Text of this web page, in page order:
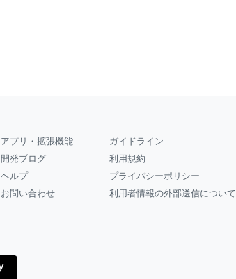
アプリ・拡張機能
開発ブログ
ヘルプ
お問い合わせ
ガイドライン
利用規約
プライバシーポリシー
利用者情報の外部送信について